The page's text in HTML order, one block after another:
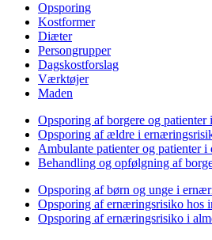
Opsporing
Kostformer
Diæter
Persongrupper
Dagskostforslag
Værktøjer
Maden
Opsporing af borgere og
Opsporing af ældre i
Ambulante patienter og patienter i
Behandling og opfølgning af
Opsporing af børn og unge i
Opsporing af ernæringsrisiko hos
Opsporing af ernæringsrisiko i